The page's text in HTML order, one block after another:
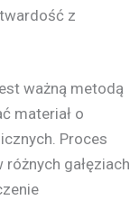
z
ważną metodą
materiał o
Proces
gałęziach